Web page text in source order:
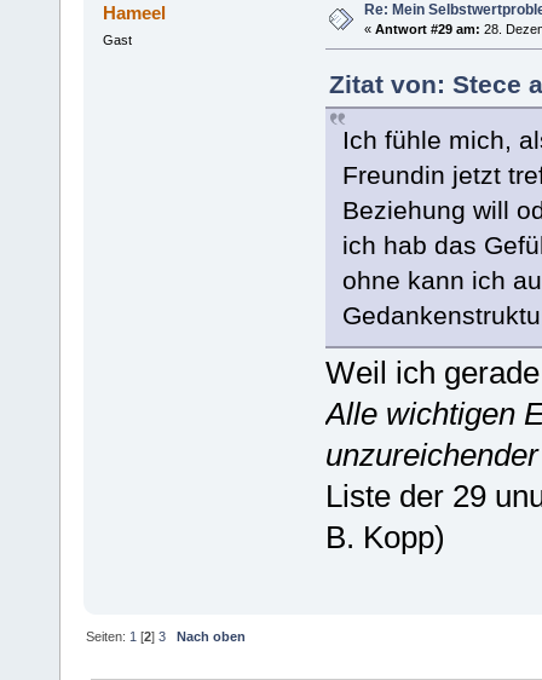
Hameel
Gast
Re: Mein
« Antwort #29 am: 28.
Zitat von: Stece
Ich fühle mich,
Freundin jetzt
Beziehung will
ich hab das
ohne kann ich
Weil ich
Alle wichtigen
Liste der 29
B. Kopp)
Seiten: 1 [2]3 Nach oben